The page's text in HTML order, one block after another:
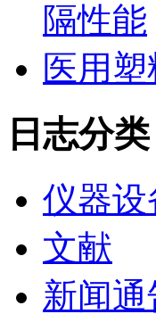
隔性能
医用
日志分类
仪器设
文献
新闻通